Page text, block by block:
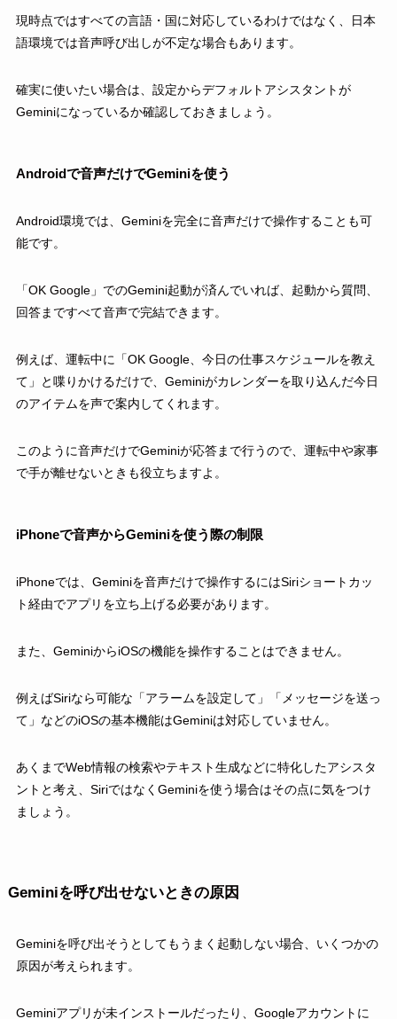
現時点ではすべての言語・国に対応しているわけではなく、日本
語環境では音声呼び出しが不定な場合もあります。
確実に使いたい場合は、設定からデフォルトアシスタントが
Geminiになっているか確認しておきましょう。
Androidで音声だけでGeminiを使う
Android環境では、Geminiを完全に音声だけで操作することも可
能です。
「OK Google」でのGemini起動が済んでいれば、起動から質問、
回答まですべて音声で完結できます。
例えば、運転中に「OK Google、今日の仕事スケジュールを教え
て」と喋りかけるだけで、Geminiがカレンダーを取り込んだ今日
のアイテムを声で案内してくれます。
このように音声だけでGeminiが応答まで行うので、運転中や家事
で手が離せないときも役立ちますよ。
iPhoneで音声からGeminiを使う際の制限
iPhoneでは、Geminiを音声だけで操作するにはSiriショートカッ
ト経由でアプリを立ち上げる必要があります。
また、GeminiからiOSの機能を操作することはできません。
例えばSiriなら可能な「アラームを設定して」「メッセージを送っ
て」などのiOSの基本機能はGeminiは対応していません。
あくまでWeb情報の検索やテキスト生成などに特化したアシスタ
ントと考え、SiriではなくGeminiを使う場合はその点に気をつけ
ましょう。
Geminiを呼び出せないときの原因
Geminiを呼び出そうとしてもうまく起動しない場合、いくつかの
原因が考えられます。
Geminiアプリが未インストールだったり、Googleアカウントに